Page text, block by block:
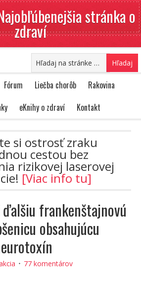
stránka o
zdraví
Fórum Liečba chorôb
Rakovina
eKnihy o zdraví Kontakt
si ostrosť zraku
cestou bez
rizikovej laserovej
[Viac info tu]
frankenštajnovú
obsahujúcu
77 komentárov